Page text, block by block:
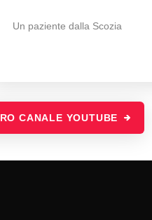
Un paziente dalla Scozia
CANALE YOUTUBE